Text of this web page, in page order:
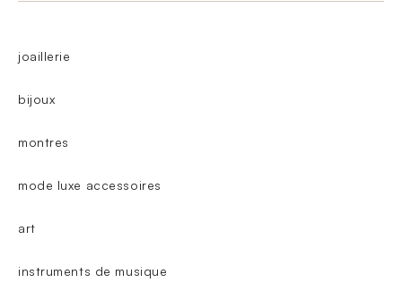
joaillerie
bijoux
montres
mode luxe accessoires
art
instruments de musique